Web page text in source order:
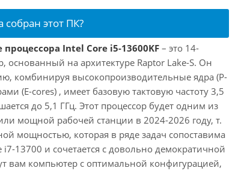
собран этот ПК?
Intel Core i5-13600KF – это 14-
на архитектуре Raptor Lake-S. Он
комбинируя высокопроизводительные ядра (P-
(E-cores) , имеет базовую тактовую частоту 3,5
до 5,1 ГГц. Этот процессор будет одним из
мощной рабочей станции в 2024-2026 году, т.
мощностью, которая в ряде задач сопоставима
13700 и сочетается с довольно демократичной
вам компьютер с оптимальной конфигурацией,